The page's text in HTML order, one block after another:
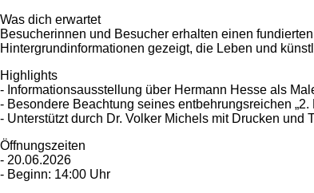
Was dich erwartet
Besucherinnen und Besucher erhalten einen
Hintergrundinformationen gezeigt, die Leben und
Highlights
- Informationsausstellung über Hermann Hesse als
- Besondere Beachtung seines entbehrungsreichen „2.
- Unterstützt durch Dr. Volker Michels mit Drucken und
Öffnungszeiten
- 20.06.2026
- Beginn: 14:00 Uhr